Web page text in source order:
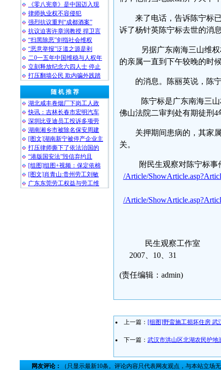
《零八宪章》是中国迈入现
律师执业权不容侵犯
强烈抗议重判“成都酒案”
抗议迫害许章润教授 捍卫言
“扫黑除恶”剑指社会维权
“恶意举报”泛滥之源是剥
二0一五年中国维稳与人权年
立刻释放纪念六四人士 停止
打压翻墙公民 欺内骗外践踏
随 机 推 荐
湖北咸丰卷烟厂下岗工人政
快讯：吉林长春市宏明汽车
深圳比亚迪员工投诉多项劳
湖南湘乡市被除名保安周建
[图文]湖南新宁被停产企业主
打压律师撕下了依法治国的
“港版国安法”毁信弃约且
[组图]组图+视频：保定依棉
[图文]肖青山:贵州劳工刘敏
广东东莞劳工权益与劳工维
来了电话，告诉陈宁标
诉了杨针英陈宁标去世的消
另据广东南海三山维
的亲属一直到下午较晚的时
的消息。陈丽英说，陈
陈宁标是广东南海三山
佛山法院二审判处有期徒刑4
关押期间患病的，其家
关。
附民生观察对陈宁标事
/Article/
/Article/
民生观察工作室
2007、10、31
(责任编辑：admin)
上一篇： [组图]野蛮施工损坏住房 武
下一篇： 武汉市洪山区北湖农民护地
网友评论： （只显示最新10条。评论内容只代表网友观点，与本站立场